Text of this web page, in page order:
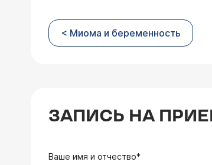
< Миома и беременность
ЗАПИСЬ НА
Ваше имя и отчество*